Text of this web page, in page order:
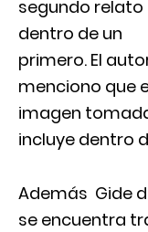
segundo relato
dentro de un
primero. El
menciono que
imagen
incluye dentro
Además Gide
se encuentra